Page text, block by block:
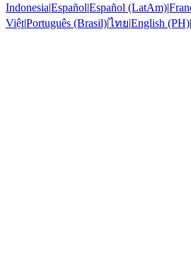
Indonesia|Español|Español (LatAm)|
Việt|Português (Brasil)|ไทย|English (PH)|